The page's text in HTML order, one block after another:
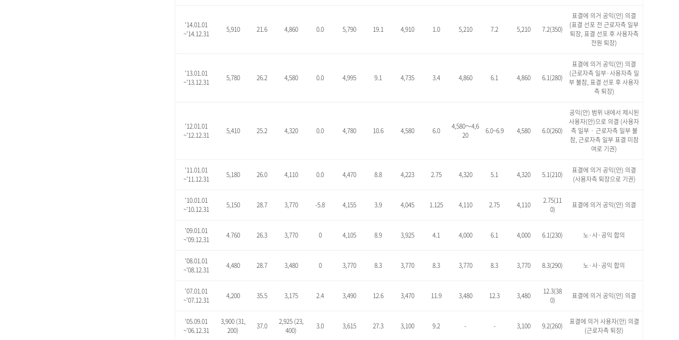
'14.01.01
~'14.12.31
5,910 21.6 4,860 0.0 5,790 19.1 4,910 1.0 5,210 7.2 5,210 7.2(350)
표결에 의거 공익(안) 의결
(표결 선포 전 근로자측 일부
퇴장, 표결 선포 후 사용자측
전원 퇴장)
'13.01.01
~'13.12.31
5,780 26.2 4,580 0.0 4,995 9.1 4,735 3.4 4,860 6.1 4,860 6.1(280)
표결에 의거 공익(안) 의결
(근로자측 일부·사용자측 일
부 불참, 표결 선포 후 사용자
측 퇴장)
'12.01.01
~'12.12.31
5,410 25.2 4,320 0.0 4,780 10.6 4,580 6.0
4,580～4,6
20
6.0~6.9 4,580 6.0(260)
공익(안) 범위 내에서 제시된
사용자(안)으로 의결 (사용자
측 일부 · 근로자측 일부 불
참, 근로자측 일부 표결 미참
여로 기권)
'11.01.01
~'11.12.31
5,180 26.0 4,110 0.0 4,470 8.8 4,223 2.75 4,320 5.1 4,320 5.1(210)
표결에 의거 공익(안) 의결
(사용자측 퇴장으로 기권)
'10.01.01
~'10.12.31
5,150 28.7 3,770 -5.8 4,155 3.9 4,045 1.125 4,110 2.75 4,110
2.75(11
0)
표결에 의거 공익(안) 의결
'09.01.01
~'09.12.31
4.760 26.3 3,770 0 4,105 8.9 3,925 4.1 4,000 6.1 4,000 6.1(230) 노·사·공익 합의
'08.01.01
~'08.12.31
4,480 28.7 3,480 0 3,770 8.3 3,770 8.3 3,770 8.3 3,770 8.3(290) 노·사·공익 합의
'07.01.01
~'07.12.31
4,200 35.5 3,175 2.4 3,490 12.6 3,470 11.9 3,480 12.3 3,480
12.3(38
0)
표결에 의거 공익(안) 의결
'05.09.01
~'06.12.31
3,900 (31,
200)
37.0
2,925 (23,
400)
3.0 3,615 27.3 3,100 9.2 - - 3,100 9.2(260)
표결에 의거 사용자(안) 의결
(근로자측 퇴장)